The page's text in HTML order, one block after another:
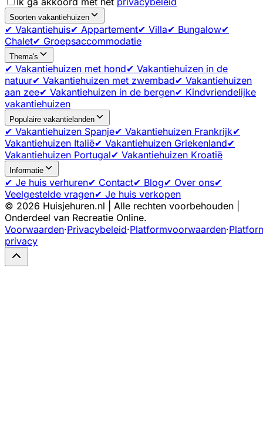
Soorten vakantiehuizen
✔ Vakantiehuis✔ Appartement✔ Villa✔ Bungalow✔
Chalet✔ Groepsaccommodatie
Thema's
✔ Vakantiehuizen met hond✔ Vakantiehuizen in de
natuur✔ Vakantiehuizen met zwembad✔ Vakantiehuizen
aan zee✔ Vakantiehuizen in de bergen✔ Kindvriendelijke
vakantiehuizen
Populaire vakantielanden
✔ Vakantiehuizen Spanje✔ Vakantiehuizen Frankrijk✔
Vakantiehuizen Italië✔ Vakantiehuizen Griekenland✔
Vakantiehuizen Portugal✔ Vakantiehuizen Kroatië
Informatie
✔ Je huis verhuren✔ Contact✔ Blog✔ Over ons✔
Veelgestelde vragen✔ Je huis verkopen
© 2026 Huisjehuren.nl | Alle rechten voorbehouden |
Onderdeel van Recreatie Online.
Voorwaarden·Privacybeleid·Platformvoorwaarden·
privacy